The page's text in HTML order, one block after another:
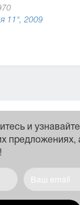
11", 2009
и
предложениях,